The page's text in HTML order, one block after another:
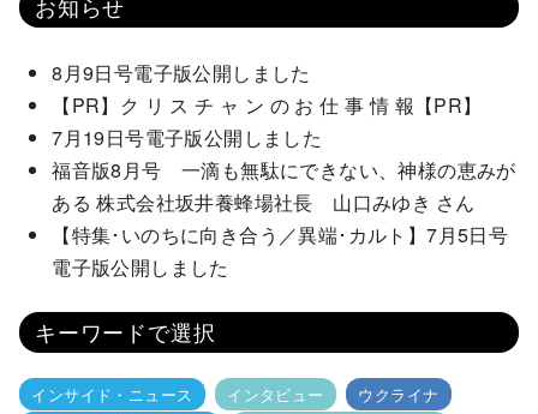
お知らせ
8月9日号電子版公開しました
【PR】ク リ ス チ ャ ン の お 仕 事 情 報【PR】
7月19日号電子版公開しました
福音版8月号 一滴も無駄にできない、神様の恵みが
ある 株式会社坂井養蜂場社長 山口みゆき さん
【特集･いのちに向き合う／異端･カルト】7月5日号
電子版公開しました
キーワードで選択
インサイド・ニュース インタビュー
ウクライナ